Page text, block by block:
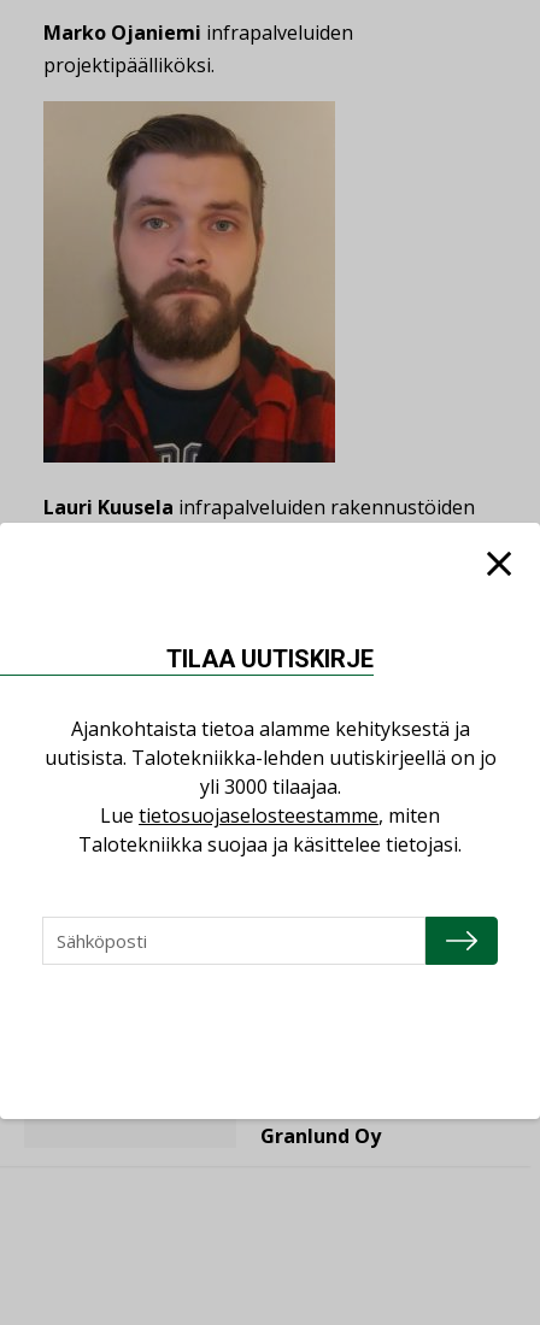
Marko Ojaniemi infrapalveluiden
projektipäälliköksi.
Lauri Kuusela infrapalveluiden rakennustöiden
Lue lisää Katso kaikki
23.04.2026
Granlund Oy
TILAA UUTISKIRJE
Ajankohtaista tietoa alamme kehityksestä ja
uutisista. Talotekniikka-lehden uutiskirjeellä on jo
yli 3000 tilaajaa.
Lue tietosuojaselosteestamme, miten
Talotekniikka suojaa ja käsittelee tietojasi.